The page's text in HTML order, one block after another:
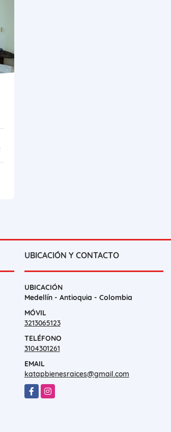
UBICACIÓN Y CONTACTO
UBICACIÓN
Medellín - Antioquia - Colombia
MÓVIL
3213065123
TELÉFONO
3104301261
EMAIL
katapbienesraices@gmail.com
FacebookInstagram